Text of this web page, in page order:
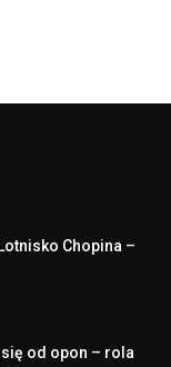
Chopina –
od opon – rola